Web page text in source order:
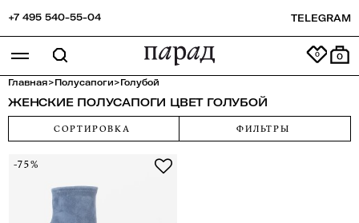
+7 495 540-55-04 TELEGRAM
0
Главная>Полусапоги>Голубой
ЖЕНСКИЕ ПОЛУСАПОГИ ЦВЕТ ГОЛУБОЙ
СОРТИРОВКА ФИЛЬТРЫ
-75%